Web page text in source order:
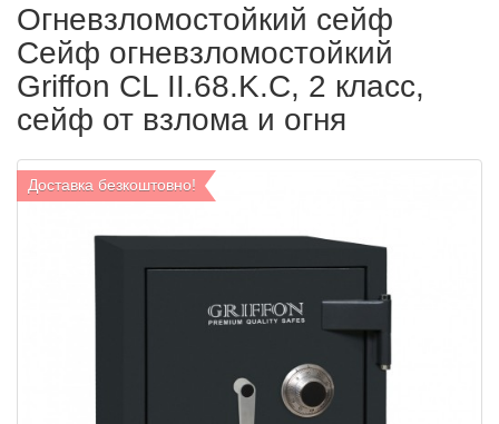
Огневзломостойкий сейф
Сейф огневзломостойкий
Griffon CL II.68.K.C, 2 класс,
сейф от взлома и огня
Доставка безкоштовно!